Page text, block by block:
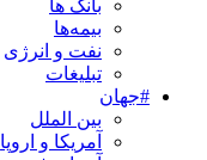
بانک ها
بیمه‌ها
نفت و انرژی
تبلیغات
#جهان
بین الملل
آمریکا و اروپا